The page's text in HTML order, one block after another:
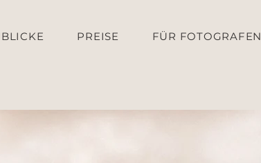
PREISE FÜR FOTOGRAFEN